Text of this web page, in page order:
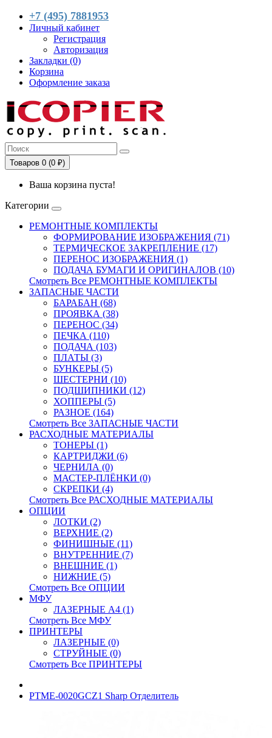
+7 (495) 7881953
Личный кабинет
Регистрация
Авторизация
Закладки (0)
Корзина
Оформление заказа
Товаров 0 (0 ₽)
Ваша корзина пуста!
Категории
РЕМОНТНЫЕ КОМПЛЕКТЫ
ФОРМИРОВАНИЕ ИЗОБРАЖЕНИЯ (71)
ТЕРМИЧЕСКОЕ ЗАКРЕПЛЕНИЕ (17)
ПЕРЕНОС ИЗОБРАЖЕНИЯ (1)
ПОДАЧА БУМАГИ И ОРИГИНАЛОВ (10)
Смотреть Все РЕМОНТНЫЕ КОМПЛЕКТЫ
ЗАПАСНЫЕ ЧАСТИ
БАРАБАН (68)
ПРОЯВКА (38)
ПЕРЕНОС (34)
ПЕЧКА (110)
ПОДАЧА (103)
ПЛАТЫ (3)
БУНКЕРЫ (5)
ШЕСТЕРНИ (10)
ПОДШИПНИКИ (12)
ХОППЕРЫ (5)
РАЗНОЕ (164)
Смотреть Все ЗАПАСНЫЕ ЧАСТИ
РАСХОДНЫЕ МАТЕРИАЛЫ
ТОНЕРЫ (1)
КАРТРИДЖИ (6)
ЧЕРНИЛА (0)
МАСТЕР-ПЛЁНКИ (0)
СКРЕПКИ (4)
Смотреть Все РАСХОДНЫЕ МАТЕРИАЛЫ
ОПЦИИ
ЛОТКИ (2)
ВЕРХНИЕ (2)
ФИНИШНЫЕ (11)
ВНУТРЕННИЕ (7)
ВНЕШНИЕ (1)
НИЖНИЕ (5)
Смотреть Все ОПЦИИ
МФУ
ЛАЗЕРНЫЕ A4 (1)
Смотреть Все МФУ
ПРИНТЕРЫ
ЛАЗЕРНЫЕ (0)
СТРУЙНЫЕ (0)
Смотреть Все ПРИНТЕРЫ
PTME-0020GCZ1 Sharp Отделитель